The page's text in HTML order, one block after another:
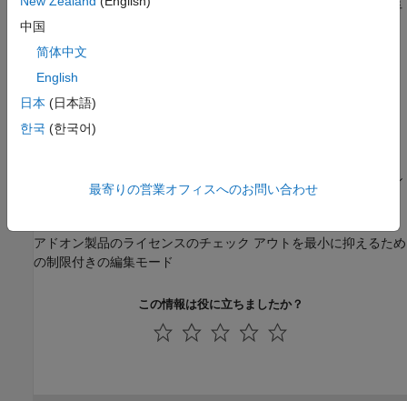
大規模モデルのコンパイルを高速化するためのワークフロー、手
法、および例
実行時パラメーター
C コードを再生成せずに、シミュレーション タスクを高速化し、
物理モデルをコードに変換してシミュレーションを高速化する
Simscape モデルで Simulink ツールを使用する際の、一般的なシ
ミュレーション エラー、制約および制限
アドオン製品のライセンスのチェック アウトを最小に抑えるため
の制限付きの編集モード
この情報は役に立ちましたか？
中国
简体中文
English
日本 (日本語)
한국 (한국어)
最寄りの営業オフィスへのお問い合わせ